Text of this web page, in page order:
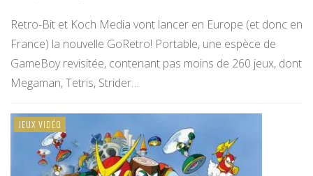
Retro-Bit et Koch Media vont lancer en Europe (et donc en
France) la nouvelle GoRetro! Portable, une espèce de
GameBoy revisitée, contenant pas moins de 260 jeux, dont
Megaman, Tetris, Strider…
JEUX VIDÉO